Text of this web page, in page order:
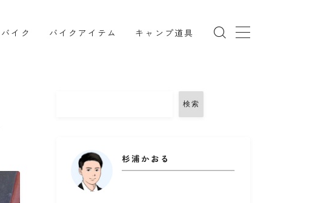
バイク バイクアイテム キャンプ道具
ツーリング ドライバッグ
バイク整備 バンドック
検索
杉浦かおる